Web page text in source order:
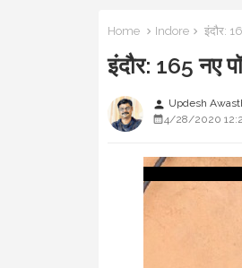
Home Indore इंदौर:
इंदौर: 165 नए
person Updesh
4/28/2020